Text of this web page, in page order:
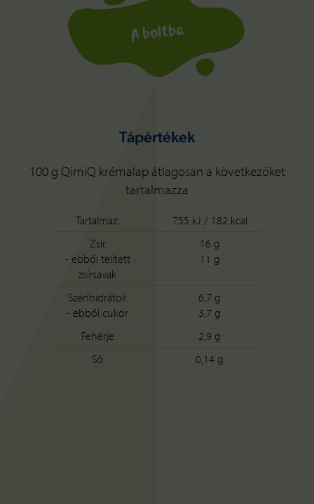
A boltba
Tápértékek
100 g QimiQ krémalap átlagosan a következőket
tartalmazza
Tartalmaz:
755 kJ / 182 kcal
Zsír
16 g
- ebből telített
zsírsavak
11 g
Szénhidrátok
6,7 g
- ebből cukor
3,7 g
Fehérje
2,9 g
Só
0,14 g